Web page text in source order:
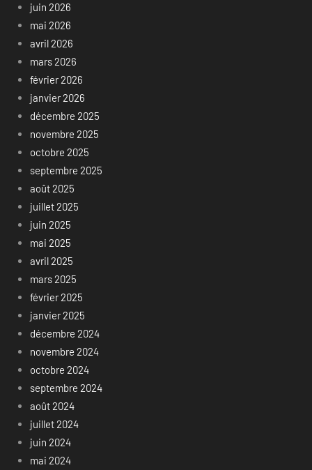
juin 2026
mai 2026
avril 2026
mars 2026
février 2026
janvier 2026
décembre 2025
novembre 2025
octobre 2025
septembre 2025
août 2025
juillet 2025
juin 2025
mai 2025
avril 2025
mars 2025
février 2025
janvier 2025
décembre 2024
novembre 2024
octobre 2024
septembre 2024
août 2024
juillet 2024
juin 2024
mai 2024